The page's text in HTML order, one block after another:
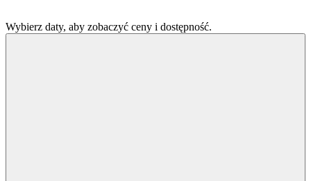
Wybierz daty, aby zobaczyć ceny i dostępność.